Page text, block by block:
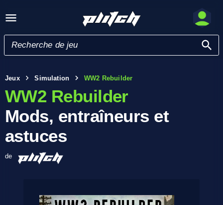
Jeux Simulation WW2 Rebuilder
WW2 Rebuilder
Mods, entraîneurs et
astuces
de